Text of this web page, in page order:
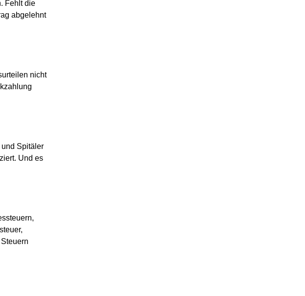
Fehlt die
abgelehnt
nicht
Spitäler
Und es